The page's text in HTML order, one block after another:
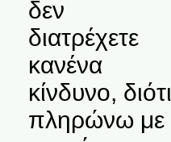
δεν
διατρέχετε
κανένα
κίνδυνο, διότι
πληρώνω με